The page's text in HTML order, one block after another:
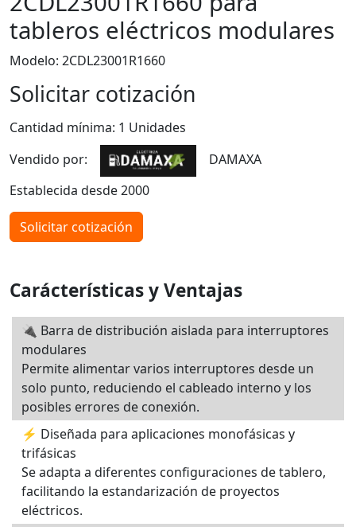
tableros eléctricos modulares
Modelo: 2CDL23001R1660
Solicitar cotización
Cantidad mínima: 1 Unidades
Vendido por:
DAMAXA
Establecida desde 2000
Solicitar cotización
Carácterísticas y Ventajas
🔌 Barra de distribución aislada para interruptores
modulares
Permite alimentar varios interruptores desde un
solo punto, reduciendo el cableado interno y los
posibles errores de conexión.
⚡ Diseñada para aplicaciones monofásicas y
trifásicas
Se adapta a diferentes configuraciones de tablero,
facilitando la estandarización de proyectos
eléctricos.